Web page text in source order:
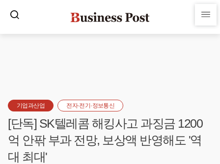
기업과산업 전자·전기·정보통신
[단독] SK텔레콤 해킹사고 과징금 1200
억 안팎 부과 전망, 보상액 반영해도 '역
대 최대'